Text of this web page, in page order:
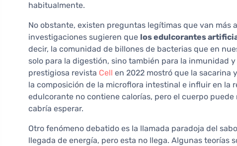
habitualmente.
No obstante, existen preguntas legítimas que van más
investigaciones sugieren que los edulcorantes
decir, la comunidad de billones de bacterias que en
solo para la digestión, sino también para la inmunidad
prestigiosa revista Cell en 2022 mostró que la sacarina
la composición de la microflora intestinal e influir en la
edulcorante no contiene calorías, pero el cuerpo
cabría esperar.
Otro fenómeno debatido es la llamada paradoja del
llegada de energía, pero esta no llega. Algunas teorías